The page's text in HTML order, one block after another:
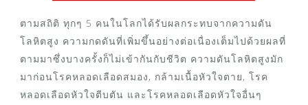
ตามสถิติ ทุกๆ 5 คนในโลกได้รับผลกระทบจากความดัน
โลหิตสูง ความกดดันที่เพิ่มขึ้นอย่างต่อเนื่องเต็มไปด้วยผลที่
ตามมาซึ่งบางครั้งก็ไม่เข้ากันกับชีวิต ความดันโลหิตสูงมัก
มาก่อนโรคหลอดเลือดสมอง, กล้ามเนื้อหัวใจตาย, โรค
หลอดเลือดหัวใจตีบตัน และโรคหลอดเลือดหัวใจอื่นๆ